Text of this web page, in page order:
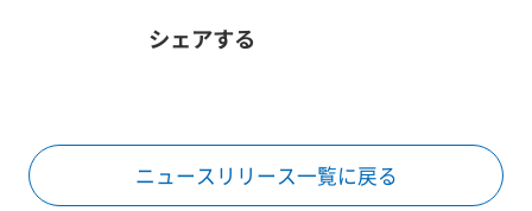
シェアする
ニュースリリース一覧に戻る